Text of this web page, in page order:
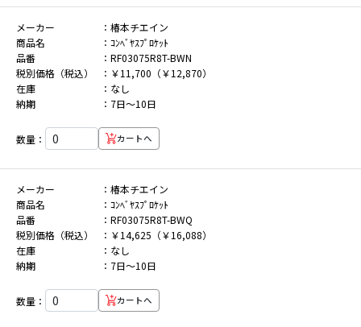
メーカー
椿本チエイン
商品名
ｺﾝﾍﾞﾔｽﾌﾟﾛｹｯﾄ
品番
RF03075R8T-BWN
税別価格（税込）
￥11,700（￥12,870）
在庫
なし
納期
7日～10日
数量： カートへ
メーカー
椿本チエイン
商品名
ｺﾝﾍﾞﾔｽﾌﾟﾛｹｯﾄ
品番
RF03075R8T-BWQ
税別価格（税込）
￥14,625（￥16,088）
在庫
なし
納期
7日～10日
数量： カートへ